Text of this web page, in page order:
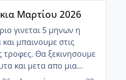
Μαρτίου 2026
γινεται 5 μηνων η
στις
τροφες. Θα ξεκινησουμε
και μετα απο μια
θα βαλουμε τα